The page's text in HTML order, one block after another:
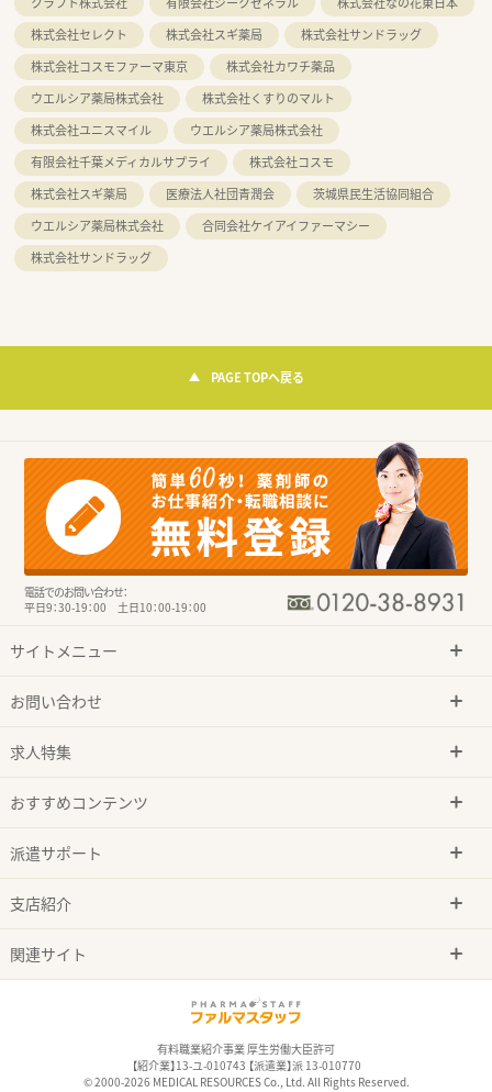
株式会社セレクト
株式会社スギ薬局
株式会社サンドラッグ
株式会社コスモファーマ東京
株式会社カワチ薬品
ウエルシア薬局株式会社
株式会社くすりのマルト
株式会社ユニスマイル
ウエルシア薬局株式会社
有限会社千葉メディカルサプライ
株式会社コスモ
株式会社スギ薬局
医療法人社団青潤会
茨城県民生活協同組合
ウエルシア薬局株式会社
合同会社ケイアイファーマシー
株式会社サンドラッグ
PAGE TOPへ戻る
電話でのお問い合わせ：
平日9：30-19：00 土日10：00-19：00
サイトメニュー
お問い合わせ
求人特集
おすすめコンテンツ
派遣サポート
支店紹介
関連サイト
有料職業紹介事業 厚生労働大臣許可
【紹介業】13-ユ-010743 【派遣業】派 13-010770
© 2000-2026 MEDICAL RESOURCES Co., Ltd. All Rights Reserved.